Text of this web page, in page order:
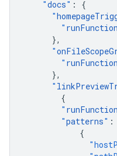
"docs" :
{
"
" runFunction
},
"
" runFunction
},
"
{
" runFunction
"patterns" :
{